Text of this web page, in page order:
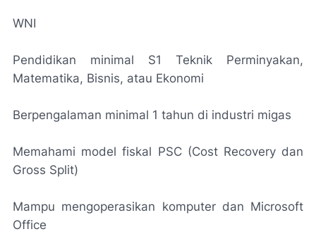
WNI
Pendidikan minimal S1 Teknik Perminyakan,
Matematika, Bisnis, atau Ekonomi
Berpengalaman minimal 1 tahun di industri migas
Memahami model fiskal PSC (Cost Recovery dan
Gross Split)
Mampu mengoperasikan komputer dan Microsoft
Office